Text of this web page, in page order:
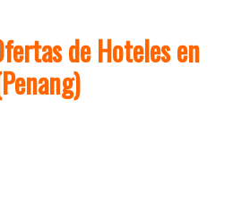
de Hoteles en